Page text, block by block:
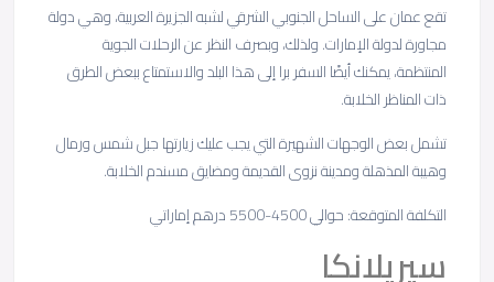
تقع عمان على الساحل الجنوبي الشرقي لشبه الجزيرة العربية، وهي دولة
مجاورة لدولة الإمارات. ولذلك، وبصرف النظر عن الرحلات الجوية
المنتظمة، يمكنك أيضًا السفر برا إلى هذا البلد والاستمتاع ببعض الطرق
ذات المناظر الخلابة.
تشمل بعض الوجهات الشهيرة التي يجب عليك زيارتها جبل شمس ورمال
وهيبة المذهلة ومدينة نزوى القديمة ومضايق مسندم الخلابة.
التكلفة المتوقعة: حوالي 4500-5500 درهم إماراتي
سيريلانكا